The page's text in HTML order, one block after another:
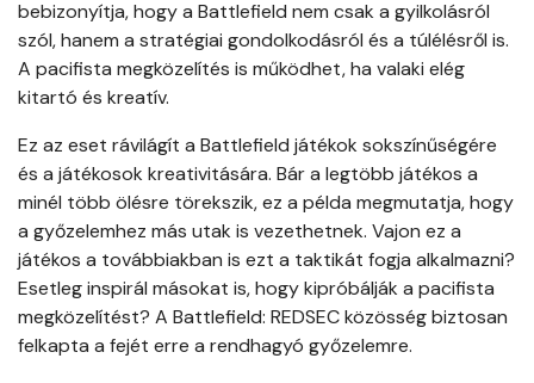
bebizonyítja, hogy a Battlefield nem csak a gyilkolásról
szól, hanem a stratégiai gondolkodásról és a túlélésről is.
A pacifista megközelítés is működhet, ha valaki elég
kitartó és kreatív.
Ez az eset rávilágít a Battlefield játékok sokszínűségére
és a játékosok kreativitására. Bár a legtöbb játékos a
minél több ölésre törekszik, ez a példa megmutatja, hogy
a győzelemhez más utak is vezethetnek. Vajon ez a
játékos a továbbiakban is ezt a taktikát fogja alkalmazni?
Esetleg inspirál másokat is, hogy kipróbálják a pacifista
megközelítést? A Battlefield: REDSEC közösség biztosan
felkapta a fejét erre a rendhagyó győzelemre.